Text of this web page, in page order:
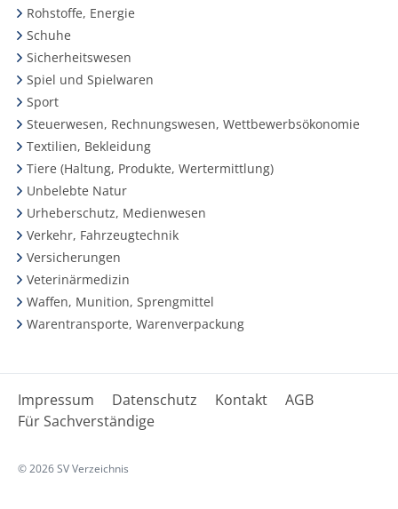
Rohstoffe, Energie
Schuhe
Sicherheitswesen
Spiel und Spielwaren
Sport
Steuerwesen, Rechnungswesen, Wettbewerbsökonomie
Textilien, Bekleidung
Tiere (Haltung, Produkte, Wertermittlung)
Unbelebte Natur
Urheberschutz, Medienwesen
Verkehr, Fahrzeugtechnik
Versicherungen
Veterinärmedizin
Waffen, Munition, Sprengmittel
Warentransporte, Warenverpackung
Impressum Datenschutz Kontakt
AGB
Für Sachverständige
© 2026 SV Verzeichnis